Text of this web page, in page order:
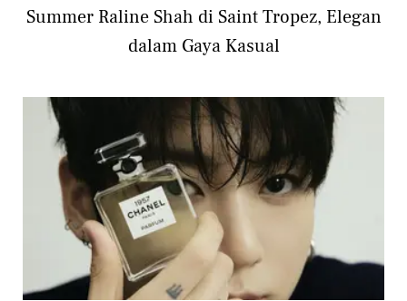
Summer Raline Shah di Saint Tropez, Elegan
dalam Gaya Kasual